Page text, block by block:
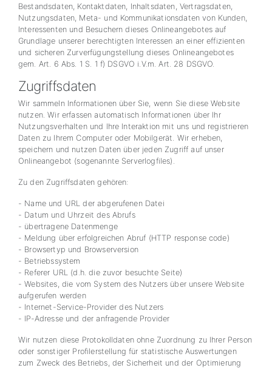
Bestandsdaten, Kontaktdaten, Inhaltsdaten, Vertragsdaten,
Nutzungsdaten, Meta- und Kommunikationsdaten von Kunden,
Interessenten und Besuchern dieses Onlineangebotes auf
Grundlage unserer berechtigten Interessen an einer effizienten
und sicheren Zurverfügungstellung dieses Onlineangebotes
gem. Art. 6 Abs. 1 S. 1 f) DSGVO i.V.m. Art. 28 DSGVO.
Zugriffsdaten
Wir sammeln Informationen über Sie, wenn Sie diese Website
nutzen. Wir erfassen automatisch Informationen über Ihr
Nutzungsverhalten und Ihre Interaktion mit uns und registrieren
Daten zu Ihrem Computer oder Mobilgerät. Wir erheben,
speichern und nutzen Daten über jeden Zugriff auf unser
Onlineangebot (sogenannte Serverlogfiles).
Zu den Zugriffsdaten gehören:
- Name und URL der abgerufenen Datei
- Datum und Uhrzeit des Abrufs
- übertragene Datenmenge
- Meldung über erfolgreichen Abruf (HTTP response code)
- Browsertyp und Browserversion
- Betriebssystem
- Referer URL (d.h. die zuvor besuchte Seite)
- Websites, die vom System des Nutzers über unsere Website
aufgerufen werden
- Internet-Service-Provider des Nutzers
- IP-Adresse und der anfragende Provider
Wir nutzen diese Protokolldaten ohne Zuordnung zu Ihrer Person
oder sonstiger Profilerstellung für statistische Auswertungen
zum Zweck des Betriebs, der Sicherheit und der Optimierung